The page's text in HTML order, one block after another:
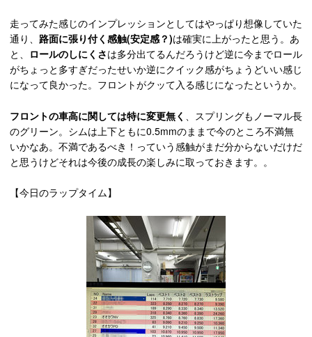
走ってみた感じのインプレッションとしてはやっぱり想像していた
通り、 路面に張り付く感触(安定感？)は確実に上がったと思う。あ
と、 ロールのしにくさは多分出てるんだろうけど逆に今までロール
がちょっと多すぎだったせいか逆にクイック感がちょうどいい感じ
になって良かった。フロントがクッて入る感じになったというか。
フロントの車高に関しては特に変更無く
、スプリングもノーマル長
のグリーン。シムは上下ともに0.5mmのままで今のところ不満無
いかなあ。不満であるべき！っていう感触がまだ分からないだけだ
と思うけどそれは今後の成長の楽しみに取っておきます。。
【今日のラップタイム】